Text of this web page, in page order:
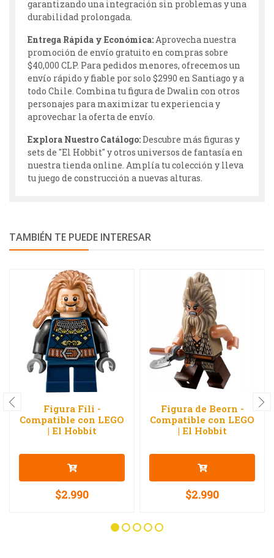
garantizando una integración sin problemas y una
durabilidad prolongada.
Entrega Rápida y Económica:Aprovecha nuestra
promoción de envío gratuito en compras sobre
$40,000 CLP. Para pedidos menores, ofrecemos un
envío rápido y fiable por solo $2990 en Santiago y a
todo Chile. Combina tu figura de Dwalin con otros
personajes para maximizar tu experiencia y
aprovechar la oferta de envío.
Explora Nuestro Catálogo:Descubre más figuras y
sets de "El Hobbit" y otros universos de fantasía en
nuestra tienda online. Amplía tu colección y lleva
tu juego de construcción a nuevas alturas.
TAMBIÉN TE PUEDE INTERESAR
Figura Fíli -
Compatible con LEGO
| El Hobbit
$2.990
Figura de Beorn -
Compatible con LEGO
| El Hobbit
$2.990